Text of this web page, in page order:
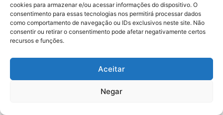
cookies para armazenar e/ou acessar informações do dispositivo. O
consentimento para essas tecnologias nos permitirá processar dados
como comportamento de navegação ou IDs exclusivos neste site. Não
consentir ou retirar o consentimento pode afetar negativamente certos
recursos e funções.
Aceitar
Negar
Brasil: Policia Federal investiga
753 casos de crimes eleitorais
antes das eleições